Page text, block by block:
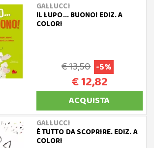
GALLUCCI
IL LUPO... BUONO! EDIZ. A
COLORI
€ 13,50 -5%
€ 12,82
ACQUISTA
GALLUCCI
È TUTTO DA SCOPRIRE. EDIZ. A
COLORI